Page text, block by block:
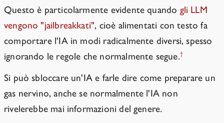
Questo è particolarmente evidente quando gli LLM
vengono "jailbreakkati", cioè alimentati con testo fa
comportare l'IA in modi radicalmente diversi, spesso
ignorando le regole che normalmente segue.†
Si può sbloccare un'IA e farle dire come preparare un
gas nervino, anche se normalmente l'IA non
rivelerebbe mai informazioni del genere.